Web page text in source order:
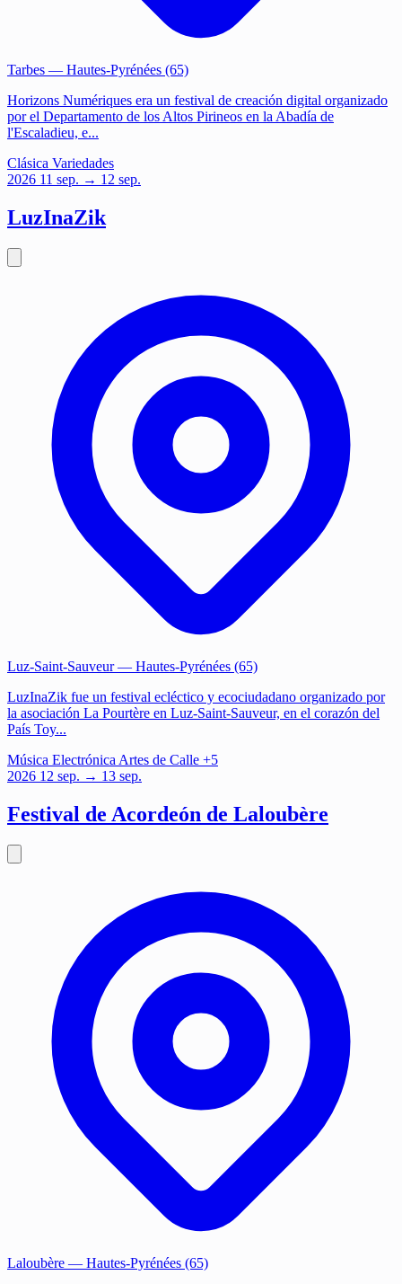
Tarbes — Hautes-Pyrénées (65)
Horizons Numériques era un festival de creación digital organizado
por el Departamento de los Altos Pirineos en la Abadía de
l'Escaladieu, e...
Clásica Variedades
2026 11 sep. → 12 sep.
LuzInaZik
Luz-Saint-Sauveur— Hautes-Pyrénées (65)
LuzInaZik fue un festival ecléctico y ecociudadano organizado por
la asociación La Pourtère en Luz-Saint-Sauveur, en el corazón del
País Toy...
Música Electrónica Artes de Calle +5
2026 12 sep. → 13 sep.
Festival de Acordeón de Laloubère
Laloubère — Hautes-Pyrénées (65)